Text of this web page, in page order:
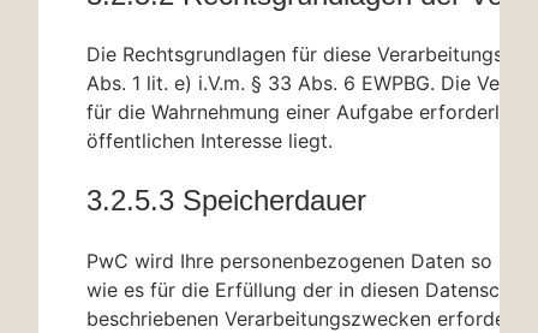
Die Rechtsgrundlagen für diese
Abs. 1 lit. e) i.V.m. § 33 Abs. 6 EWPBG. Die
für die Wahrnehmung einer Aufgabe erforderlich,
öffentlichen Interesse liegt.
3.2.5.3 Speicherdauer
PwC wird Ihre personenbezogenen Daten so
wie es für die Erfüllung der in diesen
beschriebenen Verarbeitungszwecken